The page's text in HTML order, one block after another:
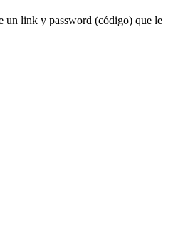
un link y password (código) que le